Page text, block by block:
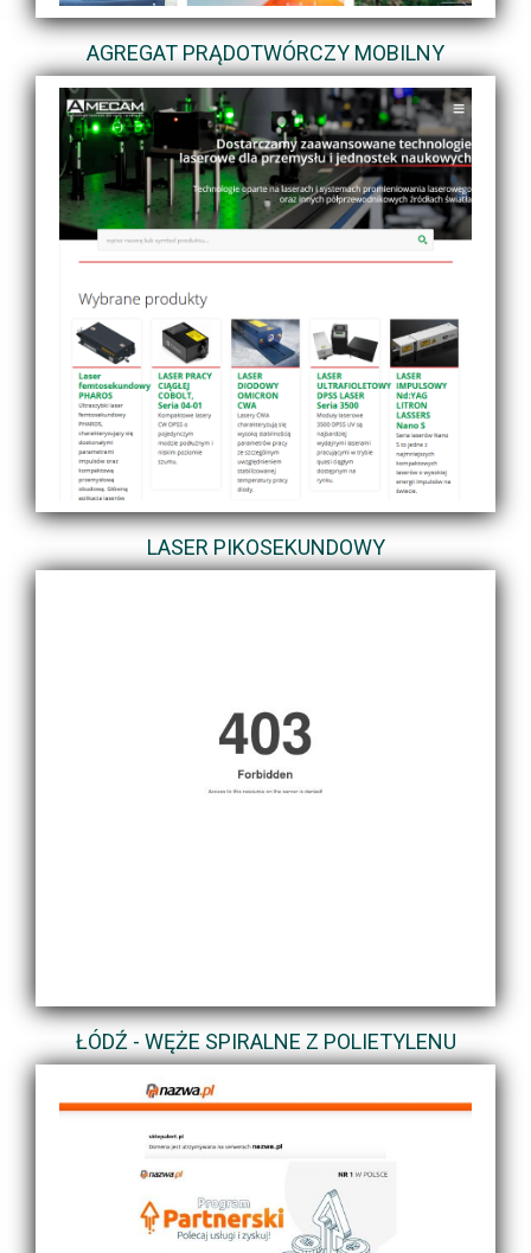
AGREGAT PRĄDOTWÓRCZY MOBILNY
LASER PIKOSEKUNDOWY
ŁÓDŹ - WĘŻE SPIRALNE Z POLIETYLENU